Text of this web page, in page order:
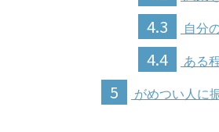
4.3 自分
4.4 ある
5 がめつい人に